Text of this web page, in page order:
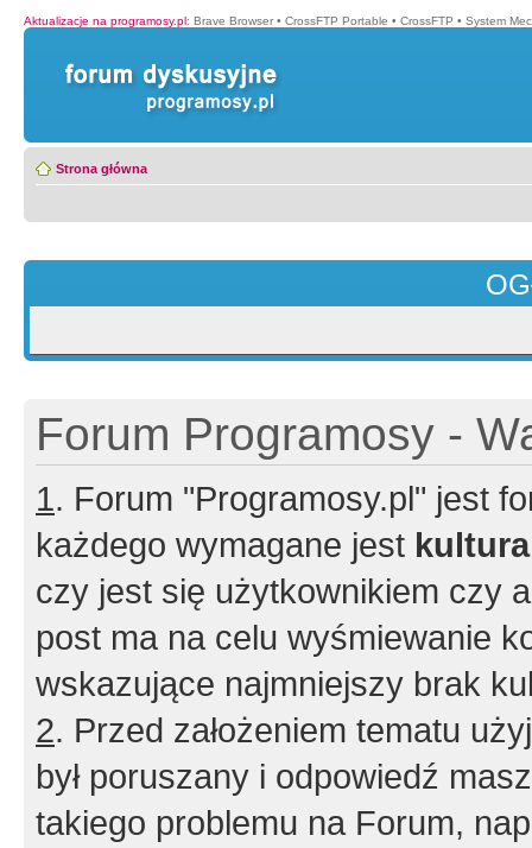
Aktualizacje na programosy.pl: Brave Browser • CrossFTP Portable • CrossFTP • System
Strona główna
Forum Programosy -
1. Forum "Programosy.pl" jest
każdego wymagane jest
czy jest się użytkownikiem czy
post ma na celu wyśmiewanie
wskazujące najmniejszy brak
2. Przed założeniem tematu
był poruszany i odpowiedź
takiego problemu na Forum,